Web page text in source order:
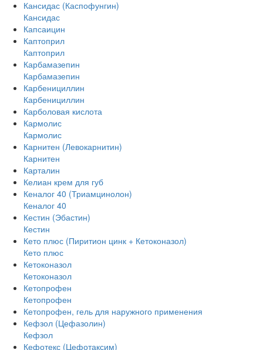
Кансидас (Каспофунгин)
Кансидас
Капсаицин
Каптоприл
Каптоприл
Карбамазепин
Карбамазепин
Карбенициллин
Карбенициллин
Карболовая кислота
Кармолис
Кармолис
Карнитен (Левокарнитин)
Карнитен
Карталин
Келиан крем для губ
Кеналог 40 (Триамцинолон)
Кеналог 40
Кестин (Эбастин)
Кестин
Кето плюс (Пиритион цинк + Кетоконазол)
Кето плюс
Кетоконазол
Кетоконазол
Кетопрофен
Кетопрофен
Кетопрофен, гель для наружного применения
Кефзол (Цефазолин)
Кефзол
Кефотекс (Цефотаксим)